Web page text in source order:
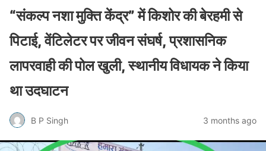
“संकल्प नशा मुक्ति केंद्र” में किशोर की बेरहमी से
पिटाई, वेंटिलेटर पर जीवन संघर्ष, प्रशासनिक
लापरवाही की पोल खुली, स्थानीय विधायक ने किया
था उदघाटन
B P Singh 3 months ago